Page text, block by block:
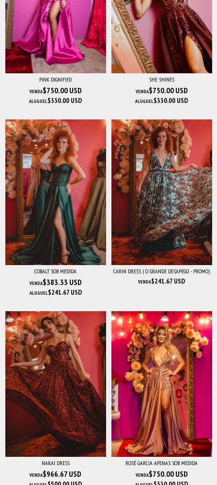
PINK DIGNIFIED
VENDA$750.00 USD
ALUGUEL$330.00 USD
SHE SHINES
VENDA$750.00 USD
ALUGUEL$330.00 USD
COBALT SOB MEDIDA
VENDA$383.33 USD
ALUGUEL$241.67 USD
CARIN DRESS ( O GRANDE DESAPEGO - PROMO)
VENDA$241.67 USD
NAKAI DRESS
VENDA$966.67 USD
ROSÉ GARCIA APENAS SOB MEDIDA
VENDA$750.00 USD